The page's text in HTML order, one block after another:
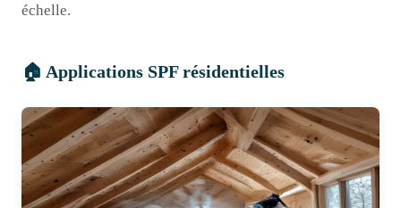
échelle.
🏠 Applications SPF résidentielles